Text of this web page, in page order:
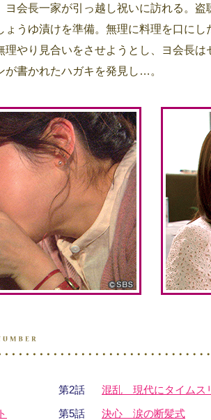
ヨ会長一家が引っ越し祝いに訪れる。
ょうゆ漬けを準備。無理に料理を口に
やり見合いをさせようとし、ヨ会長
書かれたハガキを発見し…。
第2話 混乱 現代にタイムス
第5話 決心 涙の断髪式